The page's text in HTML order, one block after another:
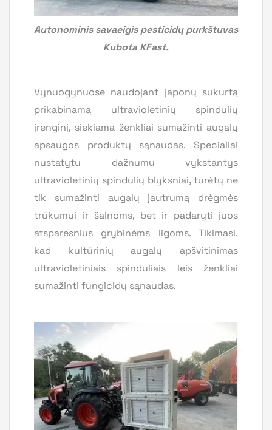
Autonominis savaeigis pesticidų purkštuvas
Kubota KFast.
Vynuogynuose naudojant japonų sukurtą
prikabinamą ultravioletinių spindulių
įrenginį, siekiama ženkliai sumažinti augalų
apsaugos produktų sąnaudas. Specialiai
nustatytu dažnumu vykstantys
ultravioletinių spindulių blyksniai, turėtų ne
tik sumažinti augalų jautrumą drėgmės
trūkumui ir šalnoms, bet ir padaryti juos
atsparesnius grybinėms ligoms. Tikimasi,
kad kultūrinių augalų apšvitinimas
ultravioletiniais spinduliais leis ženkliai
sumažinti fungicidų sąnaudas.